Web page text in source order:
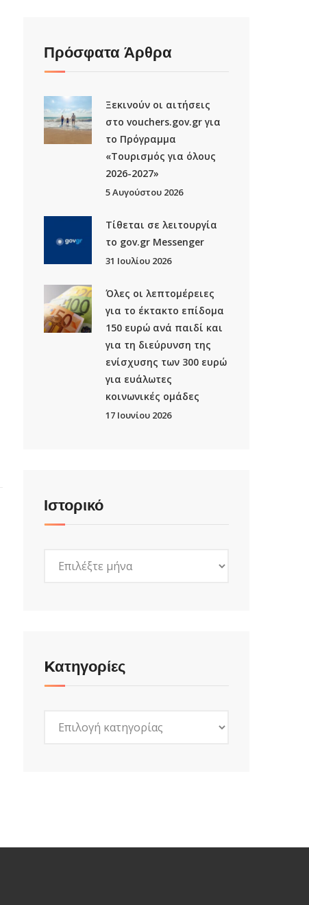
Πρόσφατα Άρθρα
Ξεκινούν οι αιτήσεις
στο vouchers.gov.gr για
το Πρόγραμμα
«Τουρισμός για όλους
2026-2027»
5 Αυγούστου 2026
Τίθεται σε λειτουργία
το gov.gr Μessenger
31 Ιουλίου 2026
Όλες οι λεπτομέρειες
για το έκτακτο επίδομα
150 ευρώ ανά παιδί και
για τη διεύρυνση της
ενίσχυσης των 300 ευρώ
για ευάλωτες
κοινωνικές ομάδες
17 Ιουνίου 2026
Ιστορικό
Kατηγορίες